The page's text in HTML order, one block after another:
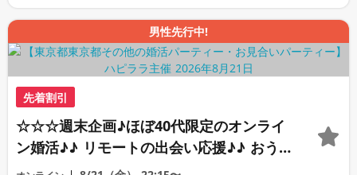
男性先行中!
先着割引
☆☆☆週末企画♪ほぼ40代限定のオンライ
ン婚活♪♪ リモートの出会い応援♪♪ おう
ちで乾杯しませんか♪♪ ☆全国の方が対象